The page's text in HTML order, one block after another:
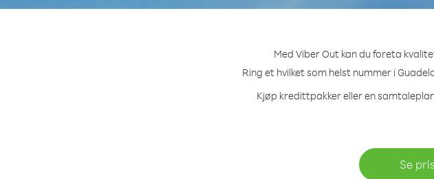
Med Viber Out kan du foreta
Ring et hvilket som helst nummer i
Kjøp kredittpakker eller en
Se